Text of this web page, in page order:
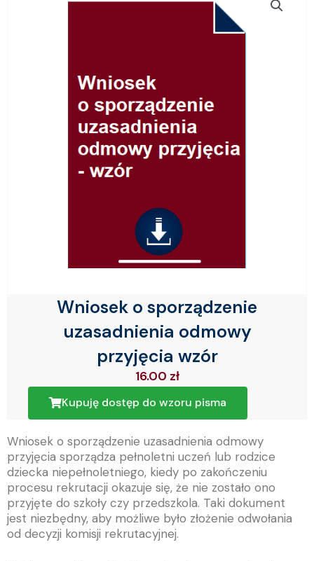
Wniosek o sporządzenie
uzasadnienia odmowy
przyjęcia wzór
16.00 zł
Kupuję dostęp do wzoru pisma
Wniosek o sporządzenie uzasadnienia odmowy
przyjęcia sporządza pełnoletni uczeń lub rodzice
dziecka niepełnoletniego, kiedy po zakończeniu
procesu rekrutacji okazuje się, że nie zostało ono
przyjęte do szkoły czy przedszkola. Taki dokument
jest niezbędny, aby możliwe było złożenie odwołania
od decyzji komisji rekrutacyjnej.